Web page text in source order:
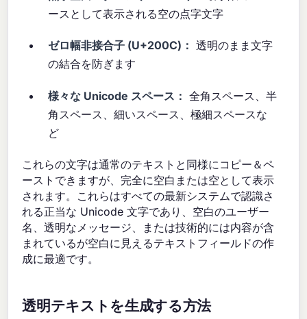
ースとして表示される空の点字文字
ゼロ幅非接合子 (U+200C)： 透明のまま文字
の結合を防ぎます
様々な Unicode スペース： 全角スペース、半
角スペース、細いスペース、極細スペースな
ど
これらの文字は通常のテキストと同様にコピー＆ペ
ーストできますが、完全に空白または空として表示
されます。これらはすべての最新システムで認識さ
れる正当な Unicode 文字であり、空白のユーザー
名、透明なメッセージ、または技術的には内容が含
まれているが空白に見えるテキストフィールドの作
成に最適です。
透明テキストを生成する方法